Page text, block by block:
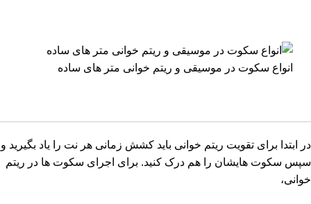
انواع سکوت در موسیقی و ریتم خوانی متر های ساده
در ابتدا برای تقویت ریتم خوانی باید کشش زمانی هر نت را یاد بگیرید و
سپس سکوت هایشان را هم درک کنید. برای اجرای سکوت ها در ریتم
خوانی،